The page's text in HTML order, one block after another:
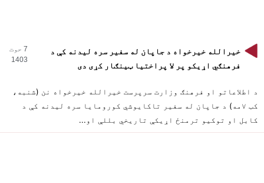
خیرالله خیرخواه د جاپان له سفیر سره لیدنه کې د
فرهنګي اړیکو پر لا پراختیا ټینګار کړی دی
7 حوت
1403
د اطلاعاتو او فرهنګ وزارت سرپرست خیرالله خیرخواه نن (شنبه،
کب ۷مه) د جاپان له سفیر تاکایوشي کورومایا سره لیدنه کې د
کابل او توکیو ترمنځ اړیکې تاریخي بللې او...